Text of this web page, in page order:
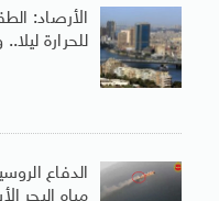
الأرصاد:
للحرارة
الدفاع